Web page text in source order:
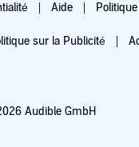
Aide
sur la Publicité
Audible GmbH